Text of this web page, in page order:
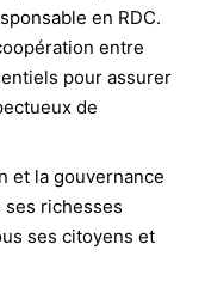
en RDC.
entre
pour assurer
de
et la gouvernance
ses richesses
ses citoyens et